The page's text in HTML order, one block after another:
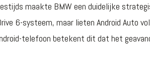
maakte BMW een duidelijke
6-systeem, maar lieten Android Auto
telefoon betekent dit dat het